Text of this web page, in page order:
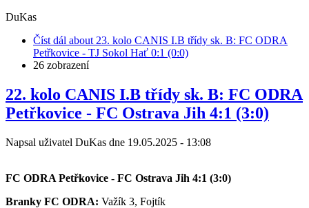
DuKas
Číst dál about 23. kolo CANIS I.B třídy sk. B: FC ODRA
Petřkovice - TJ Sokol Hať 0:1 (0:0)
26 zobrazení
22. kolo CANIS I.B třídy sk. B: FC ODRA
Petřkovice - FC Ostrava Jih 4:1 (3:0)
Napsal uživatel DuKas dne 19.05.2025 - 13:08
FC ODRA Petřkovice - FC Ostrava Jih 4:1 (3:0)
Branky FC ODRA: Važík 3, Fojtík